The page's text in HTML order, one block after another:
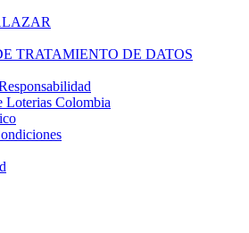
TRATAMIENTO DE DATOS
Loterias Colombia